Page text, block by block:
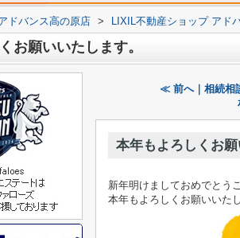
ドバンス高の原店 > LIXIL不動産ショップ アド
お願いいたします。
≪ 前へ｜相続相
本年もよろしくお願
新年明けましておめでとう
本年もよろしくお願いいたし